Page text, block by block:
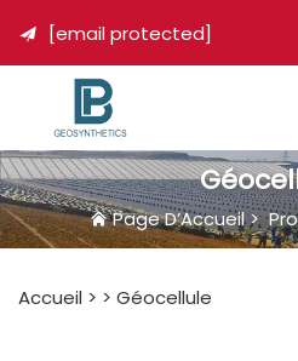
 [email protected]
Page D’Accueil>
Accueil > > Géocellule